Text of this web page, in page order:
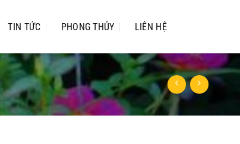
TIN TỨC PHONG THỦY LIÊN HỆ